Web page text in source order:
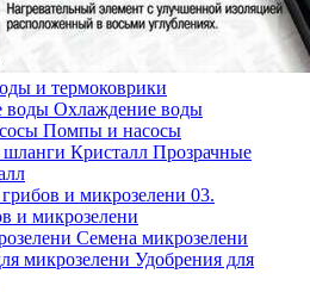
и термоковрики
Охлаждение воды
Помпы и насосы
Прозрачные
03.
и микрозелени
Семена микрозелени
Удобрения для